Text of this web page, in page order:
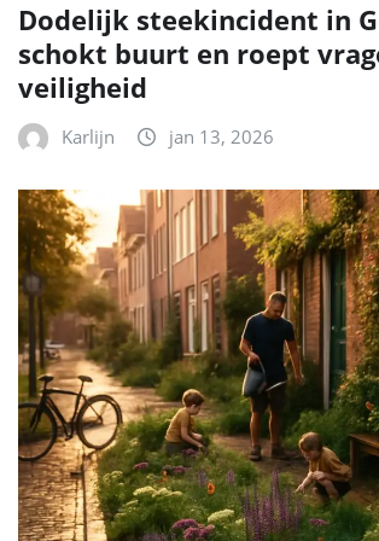
Dodelijk steekincident in
schokt buurt en roept
veiligheid
Karlijn jan 13, 2026